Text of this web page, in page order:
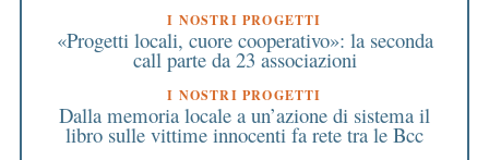
I NOSTRI PROGETTI
«Progetti locali, cuore cooperativo»: la seconda
call parte da 23 associazioni
I NOSTRI PROGETTI
Dalla memoria locale a un’azione di sistema il
libro sulle vittime innocenti fa rete tra le Bcc